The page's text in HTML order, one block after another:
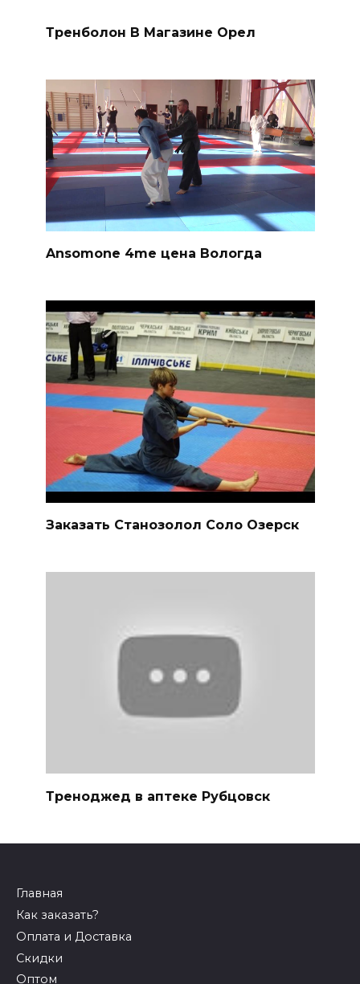
Тренболон В Магазине Орел
Ansomone 4me цена Вологда
Заказать Станозолол Соло Озерск
Треноджед в аптеке Рубцовск
Главная
Как заказать?
Оплата и Доставка
Скидки
Оптом